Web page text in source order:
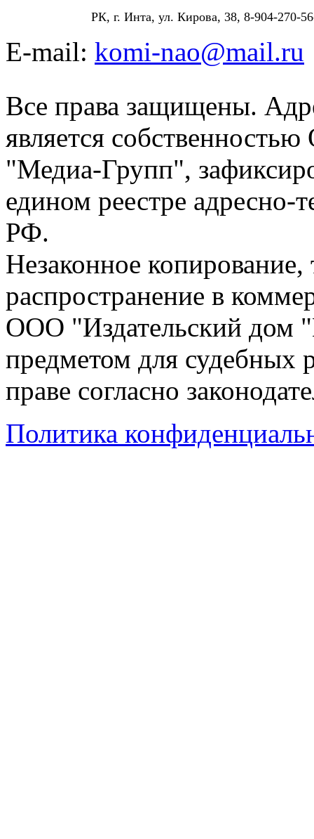
РК, г. Инта, ул. Кирова, 38, 8-904-270-
E-mail: komi-nao@mail.ru
Все права защищены.
является
"Медиа-Групп",
едином реестре адресно-
РФ.
Незаконное
распространение в
ООО "Издательский дом
предметом для судебных
праве согласно
Политика